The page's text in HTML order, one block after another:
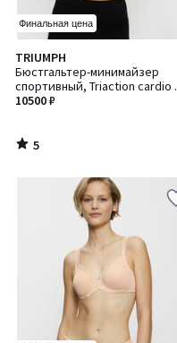
Финальная цена
TRIUMPH
Бюстгальтер-минимайзер
спортивный, Triaction cardio /
Триекшн Кардио
10500 ₽
5
/
5
5
/